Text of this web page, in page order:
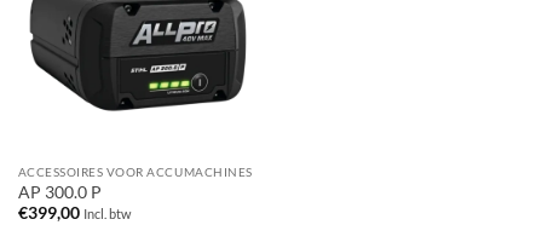
ACCESSOIRES VOOR ACCUMACHINES
AP 300.0 P
€399,00 Incl. btw